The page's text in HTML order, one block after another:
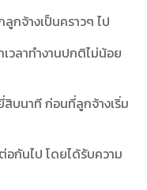
กจ้างเป็นคราวๆ ไป
วลาทำงานปกติไม่น้อย
บนาที ก่อนที่ลูกจ้างเริ่ม
กันไป โดยได้รับความ